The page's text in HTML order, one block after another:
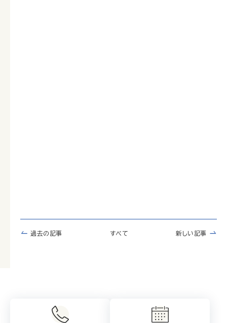
過去の記事 すべて 新しい記事